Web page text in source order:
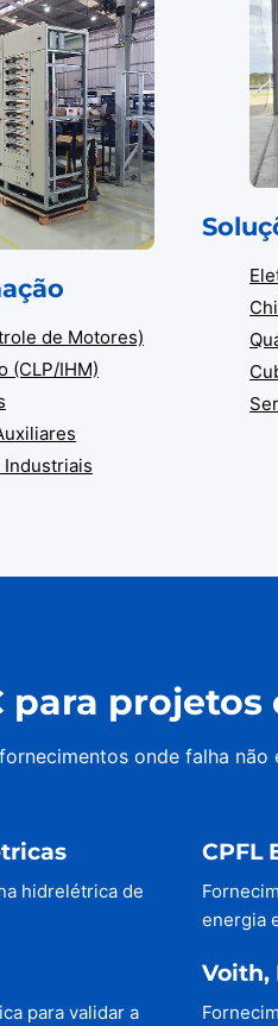
de Motores)
(CLP/IHM)
Industriais
para
onde falha não
hidrelétrica de
CPFL
energia
para validar a
Voith,